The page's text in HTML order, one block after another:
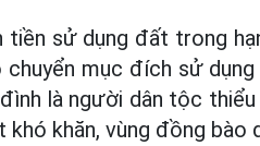
tiền sử dụng đất trong
mục đích sử
là người dân tộc
khăn, vùng đồng bào